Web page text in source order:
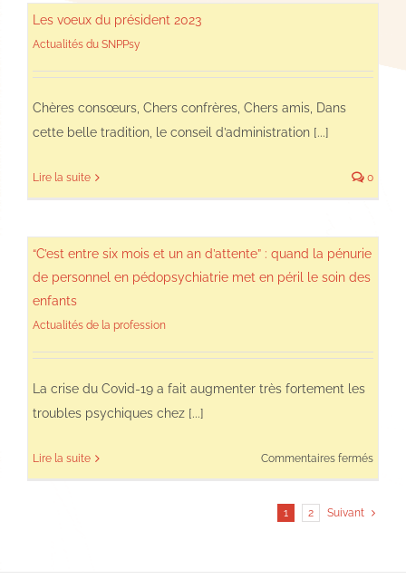
Les voeux du président 2023
Actualités du SNPPsy
Chères consœurs, Chers confrères, Chers amis, Dans
cette belle tradition, le conseil d’administration [...]
Lire la suite 0
“C’est entre six mois et un an d’attente” : quand la pénurie
de personnel en pédopsychiatrie met en péril le soin des
enfants
Actualités de la profession
La crise du Covid-19 a fait augmenter très fortement les
troubles psychiques chez [...]
Lire la suite Commentaires ferméssur
“C’est
1 2 Suivant